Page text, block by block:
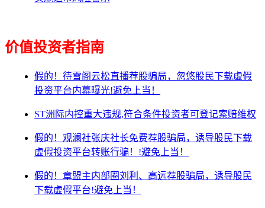
价值投资者指南
假的！待雪阁云松直播荐股骗局，忽悠股民下载虚假
投资平台内幕曝光!避免上当！
ST洲际内控重大违规,符合条件投资者可登记索赔维权
假的！观澜社张庆社长免费荐股骗局，诱导股民下载
虚假投资平台转账行骗！!避免上当！
假的！章盟主内部圈刘利、高远荐股骗局，诱导股民
下载虚假平台!避免上当！